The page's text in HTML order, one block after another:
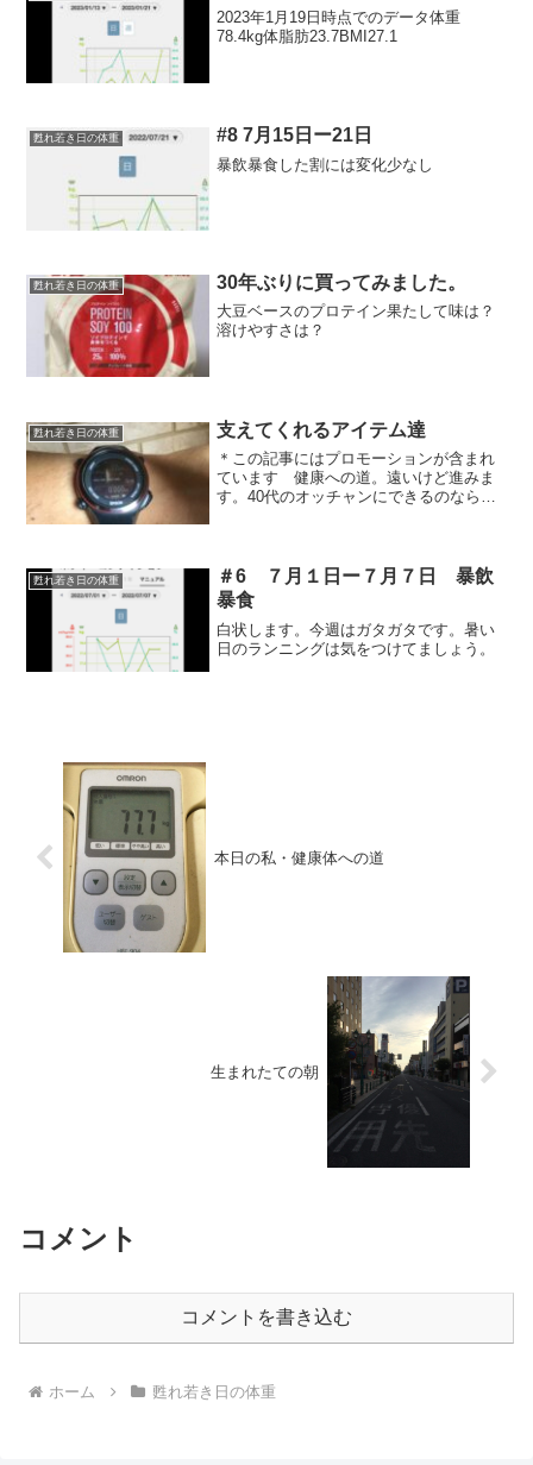
2023年1月19日時点でのデータ体重
78.4kg体脂肪23.7BMI27.1
甦れ若き日の体重 #8 7月15日ー21日
暴飲暴食した割には変化少なし
甦れ若き日の体重 30年ぶりに買ってみました。
大豆ベースのプロテイン果たして味は？
溶けやすさは？
甦れ若き日の体重 支えてくれるアイテム達
＊この記事にはプロモーションが含まれ
ています 健康への道。遠いけど進みま
す。40代のオッチャンにできるのなら、
中、毎日の運動を記録...
甦れ若き日の体重
＃6 ７月１日ー７月７日 暴飲
暴食
白状します。今週はガタガタです。暑い
日のランニングは気をつけてましょう。
本日の私・健康体への道
生まれたての朝
コメント
コメントを書き込む
ホーム 甦れ若き日の体重